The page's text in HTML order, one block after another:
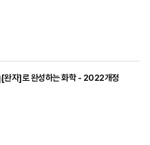
[완자]로 완성하는 화학 - 2022개정